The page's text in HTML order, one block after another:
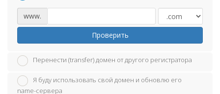
www.
Проверить
Перенести (transfer) домен от другого регистратора
Я буду использовать свой домен и обновлю его
name-сервера